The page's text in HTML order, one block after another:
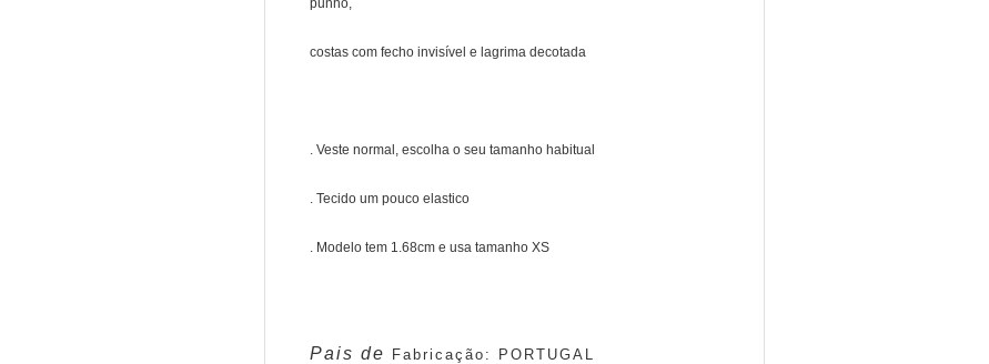
punho,
costas com fecho invisível e lagrima decotada
. Veste normal, escolha o seu tamanho habitual
. Tecido um pouco elastico
. Modelo tem 1.68cm e usa tamanho XS
Pais de Fabricação: PORTUGAL